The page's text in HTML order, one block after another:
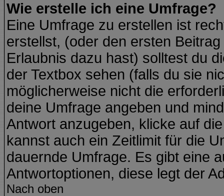
Wie erstelle ich eine Umfrage?
Eine Umfrage zu erstellen ist
erstellst, (oder den ersten
Erlaubnis dazu hast) solltest du
der Textbox sehen (falls du sie
möglicherweise nicht die
deine Umfrage angeben und
Antwort anzugeben, klicke auf
kannst auch ein Zeitlimit für die
dauernde Umfrage. Es gibt eine
Antwortoptionen, diese legt der
Nach oben